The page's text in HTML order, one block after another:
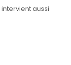
aussi